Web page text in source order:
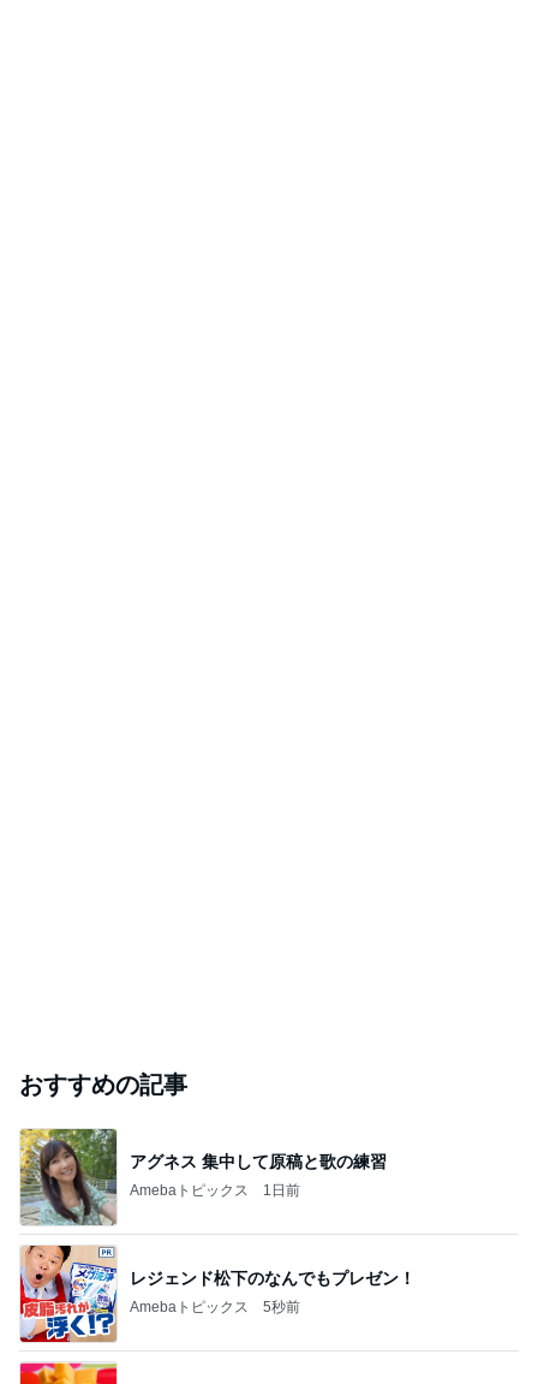
おすすめの記事
アグネス 集中して原稿と歌の練習
Amebaトピックス 1日前
レジェンド松下のなんでもプレゼン！
Amebaトピックス 5秒前